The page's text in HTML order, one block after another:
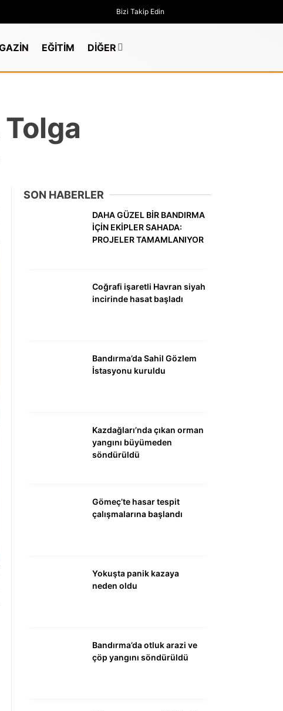
GÜNDEM
SİYASET
MAGAZİN
Bizi Takip Edin
EĞİTİM DİĞER
SON HABERLER
DAHA GÜZEL BİR BANDIRMA
İÇİN EKİPLER SAHADA:
PROJELER TAMAMLANIYOR
Coğrafi işaretli Havran siyah
incirinde hasat başladı
Bandırma’da Sahil Gözlem
İstasyonu kuruldu
Kazdağları’nda çıkan orman
yangını büyümeden
söndürüldü
Gömeç’te hasar tespit
çalışmalarına başlandı
Yokuşta panik kazaya
neden oldu
Bandırma’da otluk arazi ve
çöp yangını söndürüldü